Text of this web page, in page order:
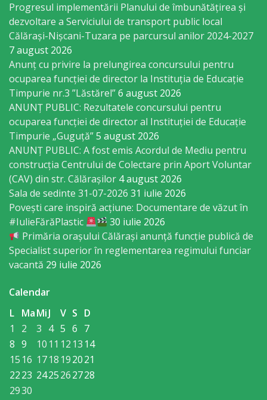
Specialist
pentru
Planificare,
Economist
Primar
Viceprimarii
Specialist
Relații
cu
Publicul,
Operator
CISC
Organigrama
Regulament
Consiliul
local
Progresul implementării Planului de îmbunătățirea și
dezvoltare a Serviciului de transport public local
Călărași-Nișcani-Tuzara pe parcursul anilor 2024-2027
7 august 2026
Anunț cu privire la prelungirea concursului pentru
ocuparea funcţiei de director la Instituția de Educație
Timpurie nr.3 ”Lăstărel”6 august 2026
ANUNȚ PUBLIC: Rezultatele concursului pentru
ocuparea funcției de director al Instituției de Educație
Timpurie „Guguță”5 august 2026
ANUNȚ PUBLIC: A fost emis Acordul de Mediu pentru
construcția Centrului de Colectare prin Aport Voluntar
(CAV) din str. Călărașilor 4 august 2026
Sala de sedinte 31-07-2026 31 iulie 2026
Povești care inspiră acțiune: Documentare de văzut în
#IulieFărăPlastic
30 iulie 2026
Primăria orașului Călărași anunță funcție publică de
Specialist superior în reglementarea regimului funciar
vacantă 29 iulie 2026
Calendar
L MaMiJ V S D
1
2 3 4 5 6 7
8 9 10 11 12 13 14
15 16 1718 192021
2223 2425262728
2930